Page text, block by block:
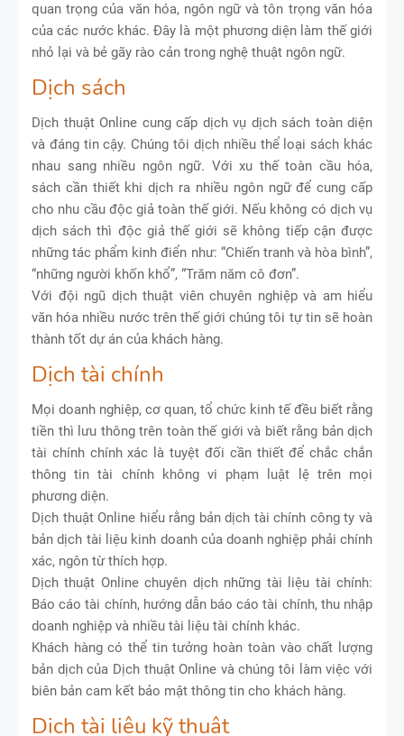
quan trọng của văn hóa, ngôn ngữ và tôn trọng văn hóa
của các nước khác. Đây là một phương diện làm thế giới
nhỏ lại và bẻ gãy rào cản trong nghệ thuật ngôn ngữ.
Dịch sách
Dịch thuật Online cung cấp dịch vụ dịch sách toàn diện
và đáng tin cậy. Chúng tôi dịch nhiều thể loại sách khác
nhau sang nhiều ngôn ngữ. Với xu thế toàn cầu hóa,
sách cần thiết khi dịch ra nhiều ngôn ngữ để cung cấp
cho nhu cầu độc giả toàn thế giới. Nếu không có dịch vụ
dịch sách thì độc giả thế giới sẽ không tiếp cận được
những tác phẩm kinh điển như: “Chiến tranh và hòa bình”,
“những người khốn khổ”, “Trăm năm cô đơn”.
Với đội ngũ dịch thuật viên chuyên nghiệp và am hiểu
văn hóa nhiều nước trên thế giới chúng tôi tự tin sẽ hoàn
thành tốt dự án của khách hàng.
Dịch tài chính
Mọi doanh nghiệp, cơ quan, tổ chức kinh tế đều biết rằng
tiền thì lưu thông trên toàn thế giới và biết rằng bản dịch
tài chính chính xác là tuyệt đối cần thiết để chắc chắn
thông tin tài chính không vi phạm luật lệ trên mọi
phương diện.
Dịch thuật Online hiểu rằng bản dịch tài chính công ty và
bản dịch tài liệu kinh doanh của doanh nghiệp phải chính
xác, ngôn từ thích hợp.
Dịch thuật Online chuyên dịch những tài liệu tài chính:
Báo cáo tài chính, hướng dẫn báo cáo tài chính, thu nhập
doanh nghiệp và nhiều tài liệu tài chính khác.
Khách hàng có thể tin tưởng hoàn toàn vào chất lượng
bản dịch của Dịch thuật Online và chúng tôi làm việc với
biên bản cam kết bảo mật thông tin cho khách hàng.
Dịch tài liệu kỹ thuật